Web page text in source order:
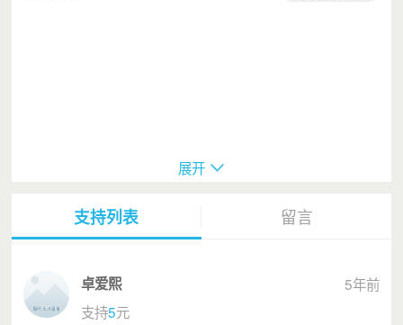
悬壶入荆楚，白衣做战袍
展开
支持列表 留言
卓爱熙
5年前
支持5元